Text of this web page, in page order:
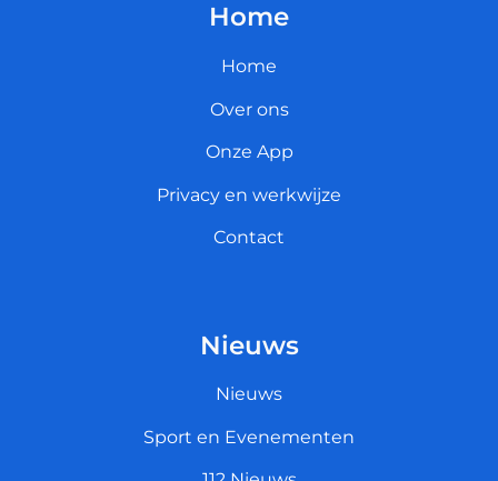
Home
Home
Over ons
Onze App
Privacy en werkwijze
Contact
Nieuws
Nieuws
Sport en Evenementen